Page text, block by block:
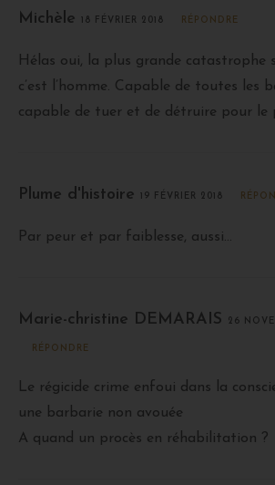
Michèle 18 FÉVRIER 2018 RÉPONDRE
Hélas oui, la plus grande catastrophe
c’est l’homme. Capable de toutes les
capable de tuer et de détruire pour le
Plume d'histoire 19 FÉVRIER 2018
Par peur et par faiblesse, aussi…
Marie-christine DEMARAIS 26
RÉPONDRE
Le régicide crime enfoui dans la
une barbarie non avouée
A quand un procès en réhabilitation ?